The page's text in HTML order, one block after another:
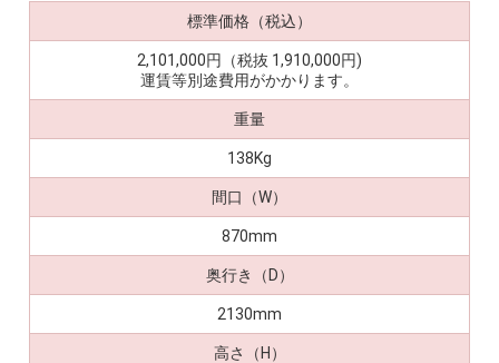
標準価格（税込）
2,101,000円（税抜 1,910,000円)
運賃等別途費用がかかります。
重量
138Kg
間口（W）
870mm
奥行き（D）
2130mm
高さ（H）